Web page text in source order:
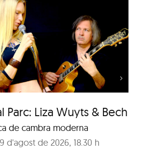
Parc: Liza Wuyts & Bech
de cambra moderna
d'agost de 2026, 18.30 h
al Parc: Punch
vs. Samuel Marthe